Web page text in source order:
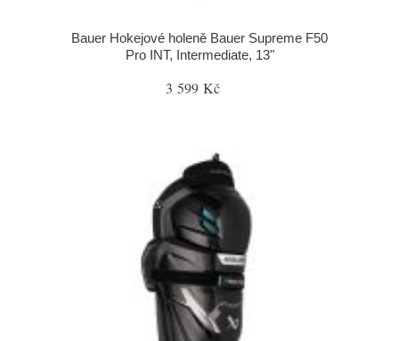
Bauer Hokejové holeně Bauer Supreme F50
Pro INT, Intermediate, 13"
3 599 Kč